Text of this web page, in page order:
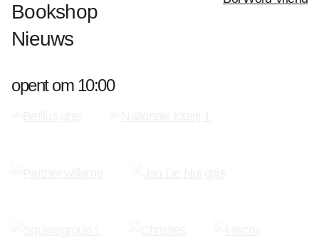
Bookshop
Nieuws
opent om 10:00
Word Vriend van S.M.A.K.